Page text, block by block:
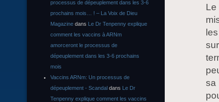
Le
sa
processus de dépeuplement dans les 3-6
prochains mois… ! – La Voix de Dieu
Magazine dans Le Dr Tenpenny explique
comment les vaccins à ARNm
amorceront le processus de
dépeuplement dans les 3-6 prochains
mois
Vaccins ARNm: Un processus de
dépeuplement - Scandal dans Le Dr
Tenpenny explique comment les vaccins